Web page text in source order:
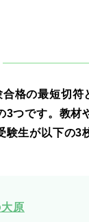
合格の最短切符
3つです。教材
験生が以下の3
原